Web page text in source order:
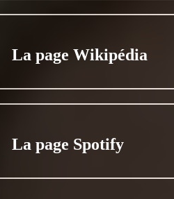
La page Wikipédia
La page Spotify